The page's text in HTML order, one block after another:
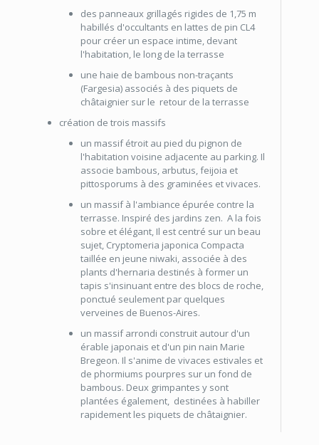
des panneaux grillagés rigides de 1,75 m
habillés d'occultants en lattes de pin CL4
pour créer un espace intime, devant
l'habitation, le long de la terrasse
une haie de bambous non-traçants
(Fargesia) associés à des piquets de
châtaignier sur le retour de la terrasse
création de trois massifs
un massif étroit au pied du pignon de
l'habitation voisine adjacente au parking. Il
associe bambous, arbutus, feijoia et
pittosporums à des graminées et vivaces.
un massif à l'ambiance épurée contre la
terrasse. Inspiré des jardins zen. A la fois
sobre et élégant, Il est centré sur un beau
sujet, Cryptomeria japonica Compacta
taillée en jeune niwaki, associée à des
plants d'hernaria destinés à former un
tapis s'insinuant entre des blocs de roche,
ponctué seulement par quelques
verveines de Buenos-Aires.
un massif arrondi construit autour d'un
érable japonais et d'un pin nain Marie
Bregeon. Il s'anime de vivaces estivales et
de phormiums pourpres sur un fond de
bambous. Deux grimpantes y sont
plantées également, destinées à habiller
rapidement les piquets de châtaignier.